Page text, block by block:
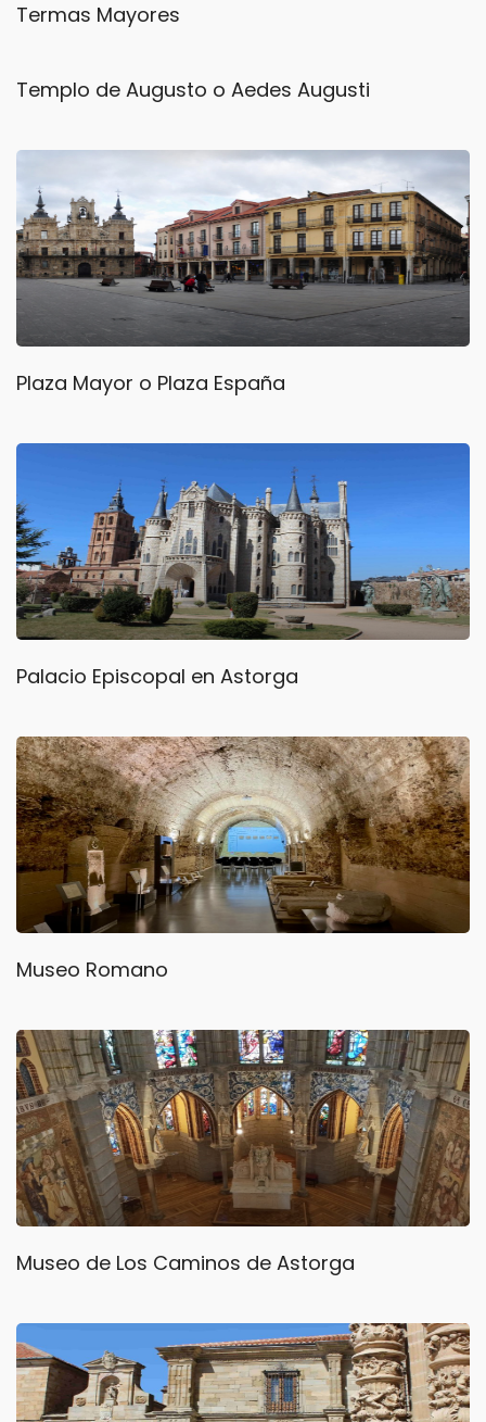
Termas Mayores
Templo de Augusto o Aedes Augusti
Plaza Mayor o Plaza España
Palacio Episcopal en Astorga
Museo Romano
Museo de Los Caminos de Astorga